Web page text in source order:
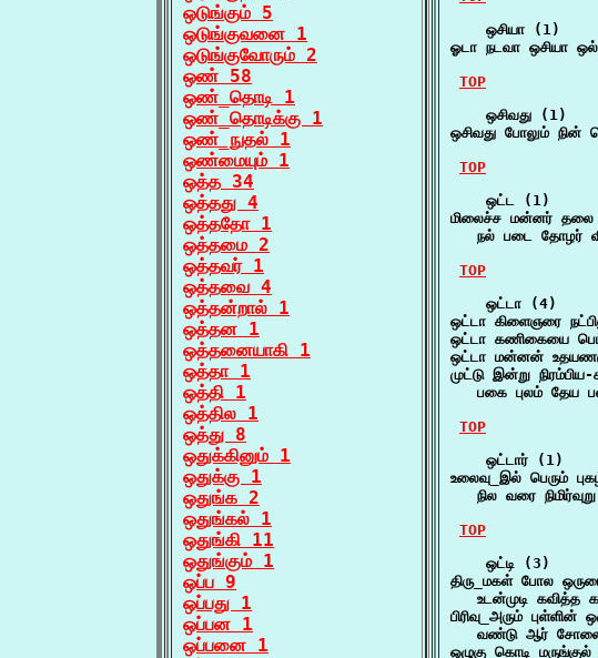
ஒடுங்கும் 5
ஒடுங்குவனை 1
ஒடுங்குவோரும் 2
ஒண் 58
ஒண்_தொடி 1
ஒண்_தொடிக்கு 1
ஒண்_நுதல் 1
ஒண்மையும் 1
ஒத்த 34
ஒத்தது 4
ஒத்ததோ 1
ஒத்தமை 2
ஒத்தவர் 1
ஒத்தவை 4
ஒத்தன்றால் 1
ஒத்தன 1
ஒத்தனையாகி 1
ஒத்தா 1
ஒத்தி 1
ஒத்தில 1
ஒத்து 8
ஒதுக்கினும் 1
ஒதுக்கு 1
ஒதுங்க 2
ஒதுங்கல் 1
ஒதுங்கி 11
ஒதுங்கும் 1
ஒப்ப 9
ஒப்பது 1
ஒப்பன 1
ஒப்பனை 1
    ஒசியா (1)
ஓடா நடவா ஒசியா
TOP
    ஒசிவது (1)
ஒசிவது போலும் நின்
TOP
    ஒட்ட (1)
மிலைச்ச மன்னர்
நல் படை தோழர்
TOP
    ஒட்டா (4)
ஒட்டா கிளைஞரை
ஒட்டா கணிகையை
ஒட்டா மன்னன்
முட்டு இன்று
பகை புலம் தேய
TOP
    ஒட்டார் (1)
உலைவு_இல் பெரும்
நில வரை
TOP
    ஒட்டி (3)
திரு_மகள் போல
உடன்முடி கவித்த
பிரிவு_அரும் புள்ளின்
வண்டு ஆர்
ஒழுகு கொடி